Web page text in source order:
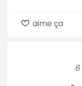
aime ça